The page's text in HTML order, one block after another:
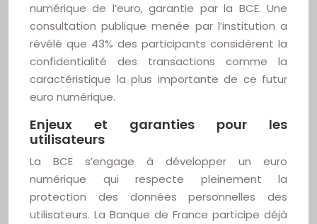
numérique de l’euro, garantie par la BCE. Une
consultation publique menée par l’institution a
révélé que 43% des participants considèrent la
confidentialité des transactions comme la
caractéristique la plus importante de ce futur
euro numérique.
Enjeux et garanties pour les
utilisateurs
La BCE s’engage à développer un euro
numérique qui respecte pleinement la
protection des données personnelles des
utilisateurs. La Banque de France participe déjà